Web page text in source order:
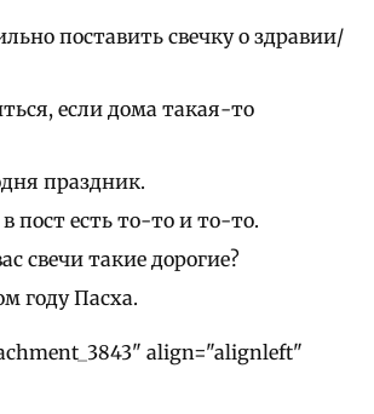
поставить свечку о здравии/
если дома такая-то
праздник.
пост есть то-то и то-то.
свечи такие дорогие?
году Пасха.
align="alignleft"